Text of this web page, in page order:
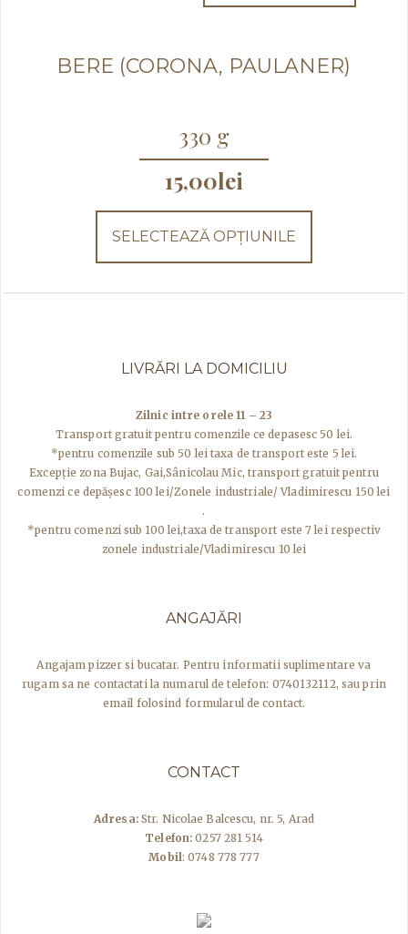
BERE (CORONA, PAULANER)
330 g
15,00lei
SELECTEAZĂ OPȚIUNILE
Acest
produs
mai
multe
variații.
pot
în
pagina
LIVRĂRI LA DOMICILIU
Zilnic intre orele 11 – 23
Transport gratuit pentru comenzile ce depasesc 50 lei.
*pentru comenzile sub 50 lei taxa de transport este 5 lei.
Excepţie zona Bujac, Gai,Sânicolau Mic, transport gratuit pentru
comenzi ce depășesc 100 lei/Zonele industriale/ Vladimirescu 150 lei
.
*pentru comenzi sub 100 lei,taxa de transport este 7 lei respectiv
zonele industriale/Vladimirescu 10 lei
ANGAJĂRI
Angajam pizzer si bucatar. Pentru informatii suplimentare va
rugam sa ne contactati la numarul de telefon: 0740132112, sau prin
email folosind formularul de contact.
CONTACT
Adresa:Str. Nicolae Balcescu, nr. 5, Arad
Telefon: 0257 281 514
Mobil : 0748 778 777